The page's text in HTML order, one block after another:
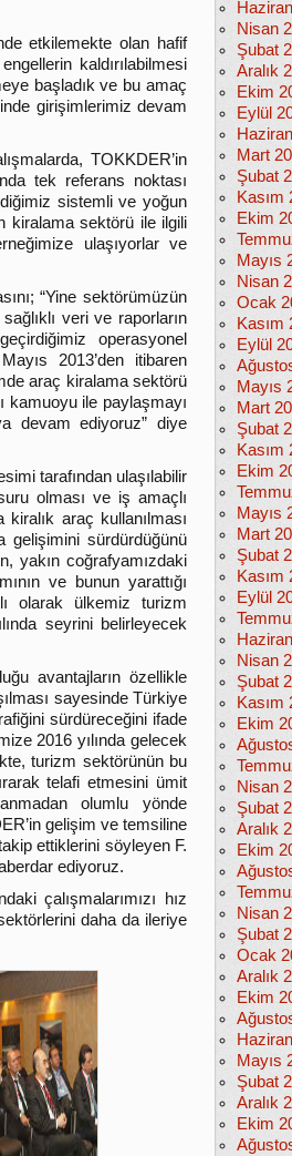
etkilemekte olan hafif
kaldırılabilmesi
başladık ve bu amaç
girişimlerimiz devam
TOKKDER’in
tek referans noktası
sistemli ve yoğun
kiralama sektörü ile ilgili
ulaşıyorlar ve
“Yine sektörümüzün
veri ve raporların
operasyonel
2013’den itibaren
araç kiralama sektörü
kamuoyu ile paylaşmayı
devam ediyoruz” diye
tarafından ulaşılabilir
olması ve iş amaçlı
araç kullanılması
gelişimini sürdürdüğünü
yakın coğrafyamızdaki
ve bunun yarattığı
olarak ülkemiz turizm
seyrini belirleyecek
avantajların özellikle
sayesinde Türkiye
sürdüreceğini ifade
2016 yılında gelecek
turizm sektörünün bu
telafi etmesini ümit
olumlu yönde
gelişim ve temsiline
ettiklerini söyleyen F.
ediyoruz.
çalışmalarımızı hız
daha da ileriye
Nisan
Şubat
Aralık
Ekim
Eylül
Mart
Şubat
Kasım
Ekim
Mayıs
Nisan
Ocak
Kasım
Eylül
Mayıs
Mart
Şubat
Kasım
Ekim
Mayıs
Mart
Şubat
Kasım
Eylül
Nisan
Şubat
Kasım
Ekim
Nisan
Şubat
Aralık
Ekim
Nisan
Şubat
Ocak
Aralık
Ekim
Mayıs
Şubat
Aralık
Ekim